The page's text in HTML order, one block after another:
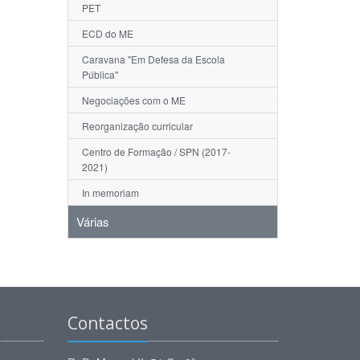
PET
ECD do ME
Caravana "Em Defesa da Escola
Pública"
Negociações com o ME
Reorganização curricular
Centro de Formação / SPN (2017-
2021)
In memoriam
Várias
Contactos